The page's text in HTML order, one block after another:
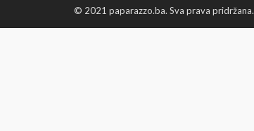
© 2021 paparazzo.ba. Sva prava pridržana.